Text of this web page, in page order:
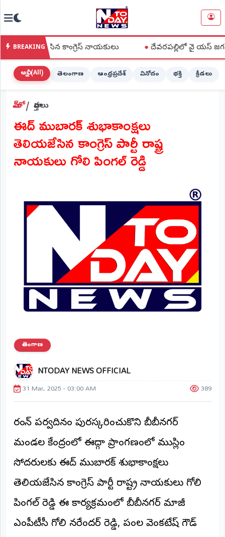
హోమ్
(Home)
STREAMING
లైవ్
(Live
TV)
(Live
Radio)
తెలంగాణ
ఆంధ్రప్రదేశ్
విభాగాలు
(MAIN)
వినోదం
భక్తి
క్రీడలు
జాతీయం
అంతర్జాతీయం
రిపోర్టర్స్
డెస్క్
BREAKING
కలిసిన కాంగ్రెస్ నాయకులు ● దేవరపల్లిలో వై యస్ జగన్ పొగాకు
అన్నీ (All) తెలంగాణ ఆంధ్రప్రదేశ్ వినోదం భక్తి క్రీడలు
హోమ్ వార్తలు
ఈద్ ముబారక్ శుభాకాంక్షలు
తెలియజేసిన కాంగ్రెస్ పార్టీ రాష్ట్ర
నాయకులు గోలి పింగల్ రెడ్డి
తెలంగాణ
NTODAY NEWS OFFICIAL
31 Mar, 2025 - 03:00 AM 389
రంజాన్ పర్వదినం పురస్కరించుకొని బీబీనగర్
మండల కేంద్రంలో ఈద్గా ప్రాంగణంలో ముస్లిం
సోదరులకు ఈద్ ముబారక్ శుభాకాంక్షలు
తెలియజేసిన కాంగ్రెస్ పార్టీ రాష్ట్ర నాయకులు గోలి
పింగల్ రెడ్డి ఈ కార్యక్రమంలో బీబీనగర్ మాజీ
ఎంపీటీసీ గోలి నరేందర్ రెడ్డి, పంజాల వెంకటేష్ గౌడ్